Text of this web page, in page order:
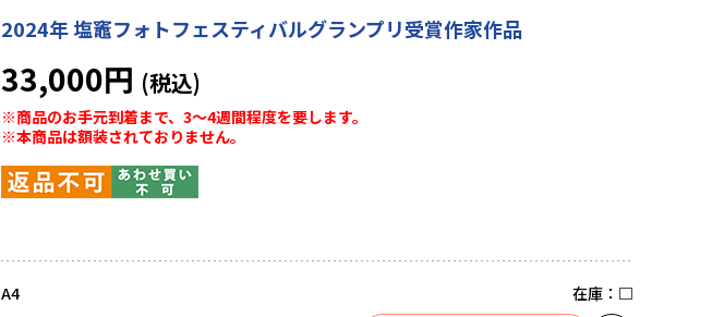
2024年 塩竈フォトフェスティバルグランプリ受賞作家作品
33,000円
※商品のお手元到着まで、3～4週間程度を要します。
※本商品は額装されておりません。
A4 在庫： □